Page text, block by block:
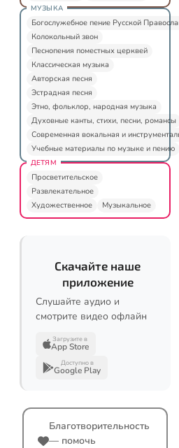
МУЗЫКА
Богослужебное пение Русской
Колокольный звон
Песнопения поместных церквей
Классическая музыка
Авторская песня
Эстрадная песня
Этно, фольклор, народная музыка
Духовные канты, стихи, песни, романсы
Современная вокальная и
Учебные материалы по музыке и пению
ДЕТЯМ
Просветительское
Развлекательное
Художественное
Музыкальное
Скачайте наше
приложение
Слушайте аудио и
смотрите видео офлайн
Загрузите в
App Store
Доступно в
Google Play
Благотворительность
— помочь